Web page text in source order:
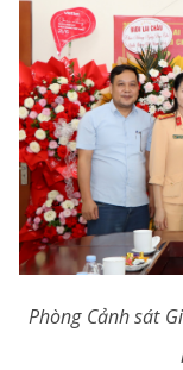
Phòng Cảnh sát